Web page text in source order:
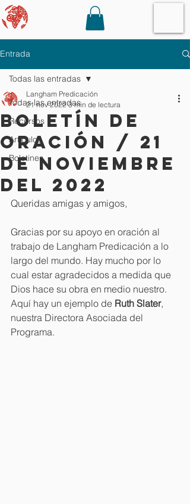
Entrada
Todas las entradas
Recursos
Artículos
Boletines
Todas las entradas
Boletín de
oración / 21
de noviembre
del 2022
Langham Predicación
21 nov 2022 3 min de lectura
Queridas amigas y amigos,
Gracias por su apoyo en oración al
trabajo de Langham Predicación a lo
largo del mundo. Hay mucho por lo
cual estar agradecidos a medida que
Dios hace su obra en medio nuestro.
Aquí hay un ejemplo de Ruth Slater,
nuestra Directora Asociada del
Programa.